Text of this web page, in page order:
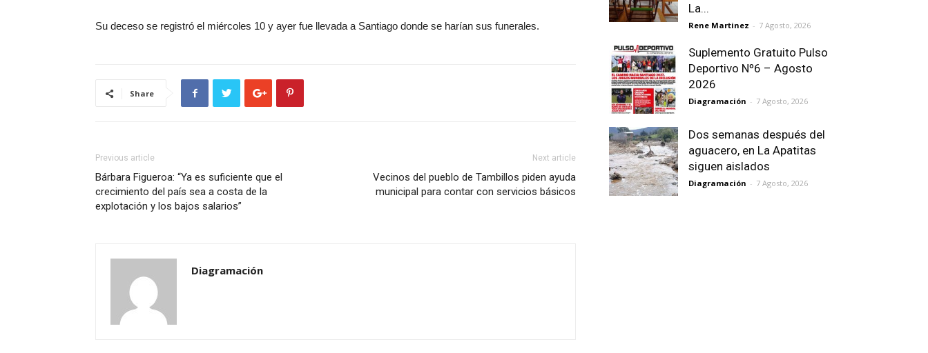
Su deceso se registró el miércoles 10 y ayer fue llevada a Santiago donde se harían sus funerales.
Share
Previous article
Bárbara Figueroa: “Ya es suficiente que el
crecimiento del país sea a costa de la
explotación y los bajos salarios”
Next article
Vecinos del pueblo de Tambillos piden ayuda
municipal para contar con servicios básicos
Diagramación
La...
Rene Martinez - 7 Agosto, 2026
Suplemento Gratuito Pulso
Deportivo Nº6 – Agosto
2026
Diagramación - 7 Agosto, 2026
Dos semanas después del
aguacero, en La Apatitas
siguen aislados
Diagramación - 7 Agosto, 2026